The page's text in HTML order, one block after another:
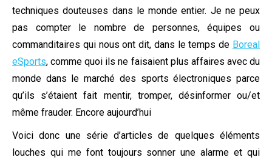
techniques douteuses dans le monde entier. Je ne peux
pas compter le nombre de personnes, équipes ou
commanditaires qui nous ont dit, dans le temps de Boreal
eSports, comme quoi ils ne faisaient plus affaires avec du
monde dans le marché des sports électroniques parce
qu’ils s’étaient fait mentir, tromper, désinformer ou/et
même frauder. Encore aujourd’hui
Voici donc une série d’articles de quelques éléments
louches qui me font toujours sonner une alarme et qui